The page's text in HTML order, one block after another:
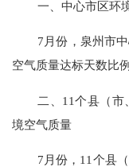
一、中心市区环
7月份，泉州市
空气质量达标天数比
二、 11个县（市
境空气质量
7 月份， 11 个县